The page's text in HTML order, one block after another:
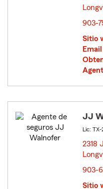
903-
Sitio
JJ
Lic: TX-
2318
903-
Sitio